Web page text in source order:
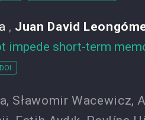
, Juan David
impede short-term
DOI
, Sławomir Wacewicz,